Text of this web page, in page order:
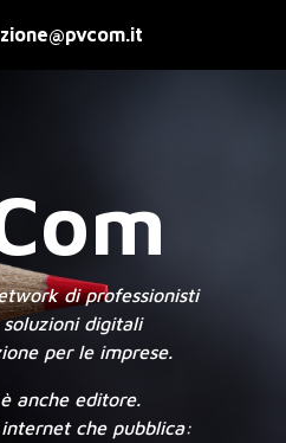
di professionisti
digitali
per le imprese.
anche editore.
che pubblica: